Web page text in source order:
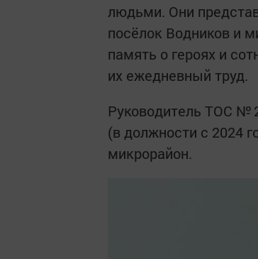
людьми. Они
посёлок Водников и
память о героях и
их ежедневный труд.
Руководитель ТОС №
(в должности с 2024
микрорайон.